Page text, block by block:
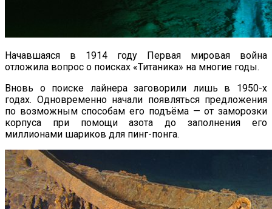
Начавшаяся в 1914 году Первая мировая война
отложила вопрос о поисках «Титаника» на многие годы.
Вновь о поиске лайнера заговорили лишь в 1950-х
годах. Одновременно начали появляться предложения
по возможным способам его подъёма — от заморозки
корпуса при помощи азота до заполнения его
миллионами шариков для пинг-понга.